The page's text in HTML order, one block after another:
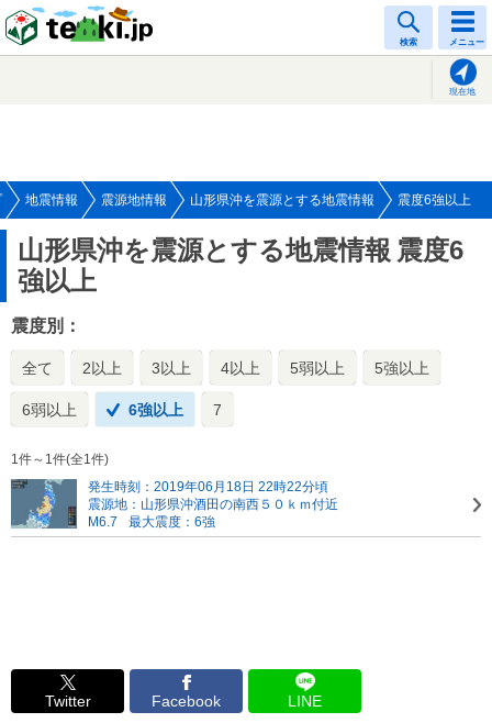
検索 メニュー
現在地
地震情報 震源地情報 山形県沖を震源とする地震情報 震度6強以上
山形県沖を震源とする地震情報 震度6
強以上
震度別：
全て 2以上 3以上 4以上 5弱以上 5強以上
6弱以上 6強以上 7
1件～1件(全1件)
発生時刻：2019年06月18日 22時22分頃
震源地：山形県沖酒田の南西５０ｋｍ付近
M6.7
最大震度：6強
Twitter Facebook LINE